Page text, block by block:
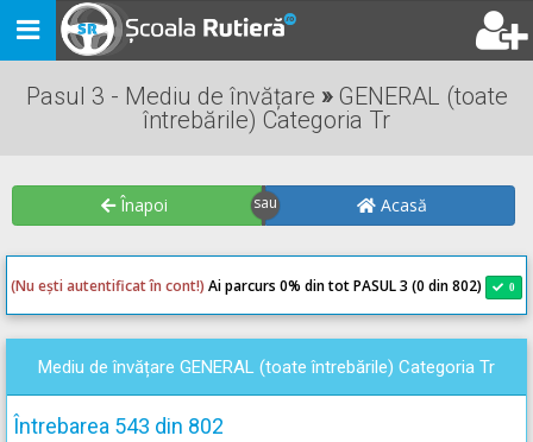
Toggle
navigation
Pasul 3 - Mediu de învățare »GENERAL (toate
întrebările) Categoria Tr
Înapoi Acasă
(Nu ești autentificat în cont!) Ai parcurs 0% din tot PASUL 3 (0 din 802) 0
Mediu de învățare GENERAL (toate întrebările) Categoria Tr
Întrebarea 543 din 802